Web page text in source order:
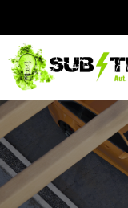
hovedindhold